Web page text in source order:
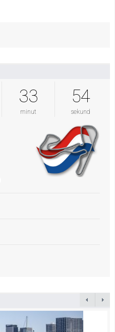
33
minut
53
sekund